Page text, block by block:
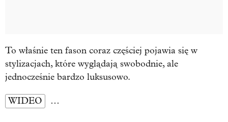
To właśnie ten fason coraz częściej pojawia się w
stylizacjach, które wyglądają swobodnie, ale
jednocześnie bardzo luksusowo.
WIDEO …